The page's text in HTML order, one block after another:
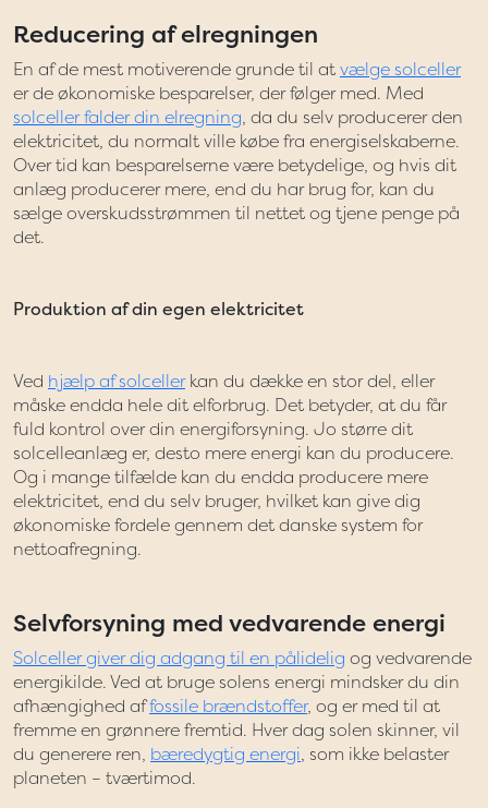
Reducering af elregningen
En af de mest motiverende grunde til at vælge solceller
er de økonomiske besparelser, der følger med. Med
solceller falder din elregning , da du selv producerer den
elektricitet, du normalt ville købe fra energiselskaberne.
Over tid kan besparelserne være betydelige, og hvis dit
anlæg producerer mere, end du har brug for, kan du
sælge overskudsstrømmen til nettet og tjene penge på
det.
Produktion af din egen elektricitet
Ved hjælp af solcellerkan du dække en stor del, eller
måske endda hele dit elforbrug. Det betyder, at du får
fuld kontrol over din energiforsyning. Jo større dit
solcelleanlæg er, desto mere energi kan du producere.
Og i mange tilfælde kan du endda producere mere
elektricitet, end du selv bruger, hvilket kan give dig
økonomiske fordele gennem det danske system for
nettoafregning.
Selvforsyning med vedvarende energi
Solceller giver dig adgang til en pålidelig og vedvarende
energikilde. Ved at bruge solens energi mindsker du din
afhængighed affossile brændstoffer, og er med til at
fremme en grønnere fremtid. Hver dag solen skinner, vil
du generere ren, bæredygtig energi , som ikke belaster
planeten – tværtimod.